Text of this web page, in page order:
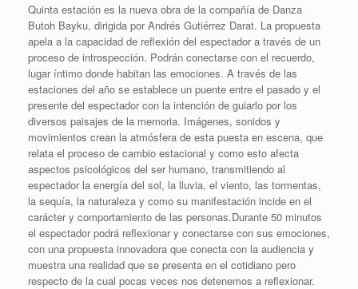
Quinta estación es la nueva obra de la compañía de Danza
Butoh Bayku, dirigida por Andrés Gutiérrez Darat. La propuesta
apela a la capacidad de reflexión del espectador a través de un
proceso de introspección. Podrán conectarse con el recuerdo,
lugar íntimo donde habitan las emociones. A través de las
estaciones del año se establece un puente entre el pasado y el
presente del espectador con la intención de guiarlo por los
diversos paisajes de la memoria. Imágenes, sonidos y
movimientos crean la atmósfera de esta puesta en escena, que
relata el proceso de cambio estacional y como esto afecta
aspectos psicológicos del ser humano, transmitiendo al
espectador la energía del sol, la lluvia, el viento, las tormentas,
la sequía, la naturaleza y como su manifestación incide en el
carácter y comportamiento de las personas.Durante 50 minutos
el espectador podrá reflexionar y conectarse con sus emociones,
con una propuesta innovadora que conecta con la audiencia y
muestra una realidad que se presenta en el cotidiano pero
respecto de la cual pocas veces nos detenemos a reflexionar.